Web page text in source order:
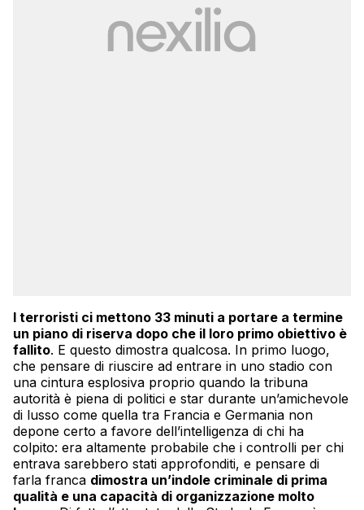
I terroristi ci mettono 33 minuti a portare a termine
un piano di riserva dopo che il loro primo obiettivo è
fallito. E questo dimostra qualcosa. In primo luogo,
che pensare di riuscire ad entrare in uno stadio con
una cintura esplosiva proprio quando la tribuna
autorità è piena di politici e star durante un’amichevole
di lusso come quella tra Francia e Germania non
depone certo a favore dell’intelligenza di chi ha
colpito: era altamente probabile che i controlli per chi
entrava sarebbero stati approfonditi, e pensare di
farla franca dimostra un’indole criminale di prima
qualità e una capacità di organizzazione molto